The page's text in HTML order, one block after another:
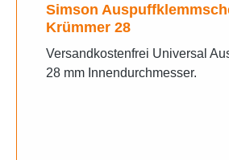
Simson
Krümmer 28
Versandkostenfrei Universal
28 mm Innendurchmesser.